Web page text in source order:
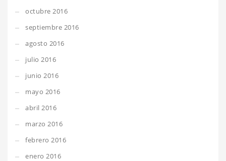
octubre 2016
septiembre 2016
agosto 2016
julio 2016
junio 2016
mayo 2016
abril 2016
marzo 2016
febrero 2016
enero 2016